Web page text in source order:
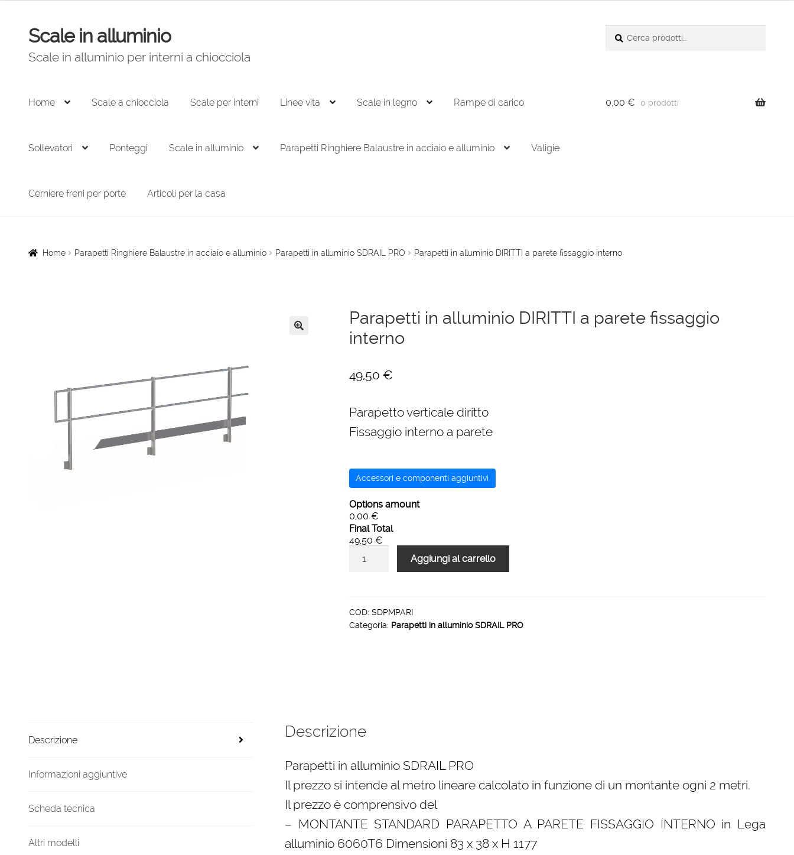
Vai
alla
navigazione
Vai
al
contenuto
Scale in alluminio
Scale in alluminio per interni a chiocciola
Home Scale a chiocciola Scale per interni Linee vita Scale in legno Rampe di carico
Sollevatori Ponteggi Scale in alluminio Parapetti Ringhiere Balaustre in acciaio e alluminio Valigie
Cerniere freni per porte Articoli per la casa
0,00 € 0 prodotti
Home Parapetti Ringhiere Balaustre in acciaio e alluminio Parapetti in alluminio SDRAIL PRO Parapetti in alluminio DIRITTI a parete fissaggio interno
Parapetti in alluminio DIRITTI a parete fissaggio
interno
49,50 €
Parapetto verticale diritto
Fissaggio interno a parete
Accessori e componenti aggiuntivi
Options amount
0,00 €
Final Total
49,50 €
a
parete
Aggiungi al carrello
COD: SDPMPARI
Categoria: Parapetti in alluminio SDRAIL PRO
Descrizione
Informazioni aggiuntive
Scheda tecnica
Altri modelli
Descrizione
Parapetti in alluminio SDRAIL PRO
Il prezzo si intende al metro lineare calcolato in funzione di un montante ogni 2 metri.
Il prezzo è comprensivo del
– MONTANTE STANDARD PARAPETTO A PARETE FISSAGGIO INTERNO in Lega
alluminio 6060T6 Dimensioni 83 x 38 x H 1177